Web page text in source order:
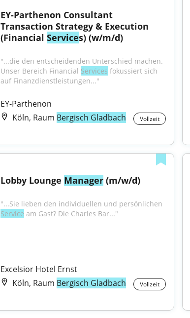
EY-Parthenon Consultant
Transaction Strategy & Execution
(Financial Services) (w/m/d)
"...die den entscheidenden Unterschied machen.
Unser Bereich Financial Services fokussiert sich
auf Finanzdienstleistungen..."
EY-Parthenon
Köln, Raum Bergisch Gladbach Vollzeit
Lobby Lounge Manager (m/w/d)
Service am Gast? Die Charles Bar..."
Excelsior Hotel Ernst
Köln, Raum Bergisch Gladbach Vollzeit